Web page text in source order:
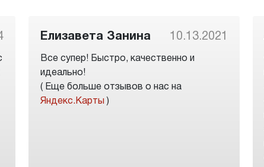
Елизавета Занина 10.13.2021
Все супер! Быстро, качественно и
идеально!
( Еще больше отзывов о нас на
Яндекс.Карты )